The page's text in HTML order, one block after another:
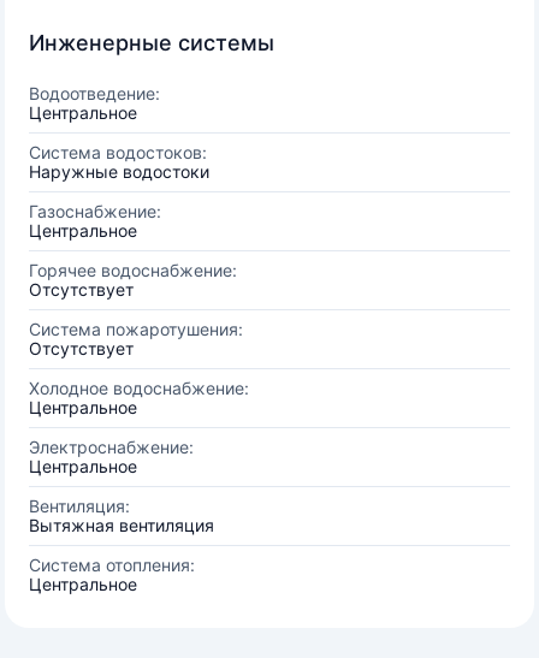
Инженерные системы
Водоотведение:
Центральное
Система водостоков:
Наружные водостоки
Газоснабжение:
Центральное
Горячее водоснабжение:
Отсутствует
Система пожаротушения:
Отсутствует
Холодное водоснабжение:
Центральное
Электроснабжение:
Центральное
Вентиляция:
Вытяжная вентиляция
Система отопления:
Центральное